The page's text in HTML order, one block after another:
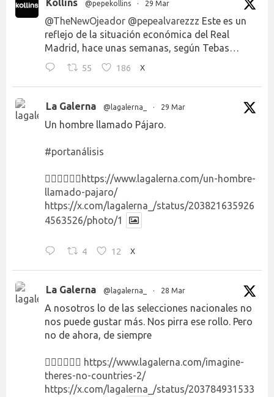
Kollins @pepekollins · 29 Mar
@TheNewOjeador @pepealvarezzz Este es un
reflejo de la situación económica del Real
Madrid, hace unas semanas, según Tebas…
55 186 X
La Galerna @lagalerna_ · 29 Mar
Un hombre llamado Pájaro.
#portanálisis
👉🏻👉🏻👉🏻 https://www.lagalerna.com/un-hombre-
llamado-pajaro/
https://x.com/lagalerna_/status/203821635926
4563526/photo/1
4 12 X
La Galerna @lagalerna_ · 28 Mar
A nosotros lo de las selecciones nacionales no
nos puede gustar más. Nos pirra ese rollo. Pero
no de ahora, de siempre
👉🏻👉🏻👉🏻 https://www.lagalerna.com/imagine-
theres-no-countries-2/
https://x.com/lagalerna_/status/203784931533